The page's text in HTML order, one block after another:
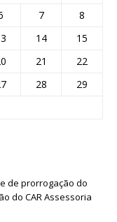
7
8
14
15
21
22
28
29
de prorrogação do
do CAR Assessoria